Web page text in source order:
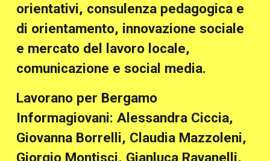
orientativi, consulenza pedagogica e
di orientamento, innovazione sociale
e mercato del lavoro locale,
comunicazione e social media.
Lavorano per Bergamo
Informagiovani: Alessandra Ciccia,
Giovanna Borrelli, Claudia Mazzoleni,
Giorgio Montisci, Gianluca Ravanelli,